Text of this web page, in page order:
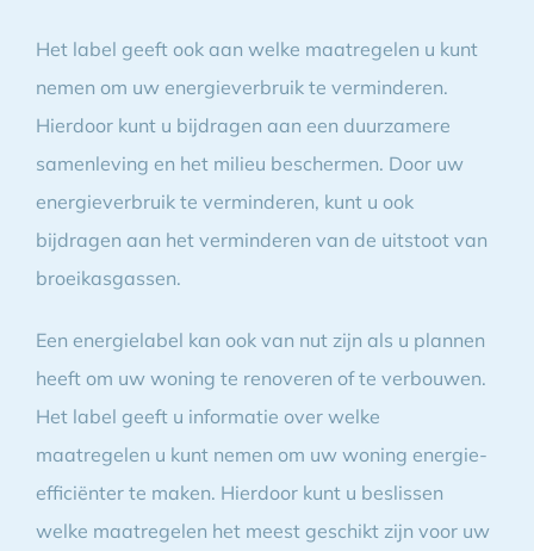
Het label geeft ook aan welke maatregelen u kunt
nemen om uw energieverbruik te verminderen.
Hierdoor kunt u bijdragen aan een duurzamere
samenleving en het milieu beschermen. Door uw
energieverbruik te verminderen, kunt u ook
bijdragen aan het verminderen van de uitstoot van
broeikasgassen.
Een energielabel kan ook van nut zijn als u plannen
heeft om uw woning te renoveren of te verbouwen.
Het label geeft u informatie over welke
maatregelen u kunt nemen om uw woning energie-
efficiënter te maken. Hierdoor kunt u beslissen
welke maatregelen het meest geschikt zijn voor uw